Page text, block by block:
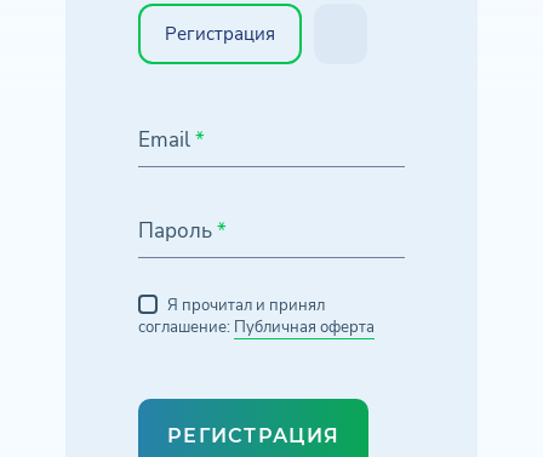
Регистрация
Email*
Пароль*
Я прочитал и принял
соглашение: Публичная оферта
РЕГИСТРАЦИЯ